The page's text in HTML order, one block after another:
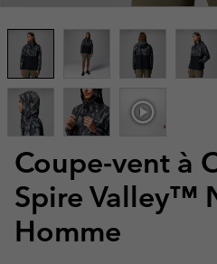
Coupe-vent à
Spire Valley™
Homme